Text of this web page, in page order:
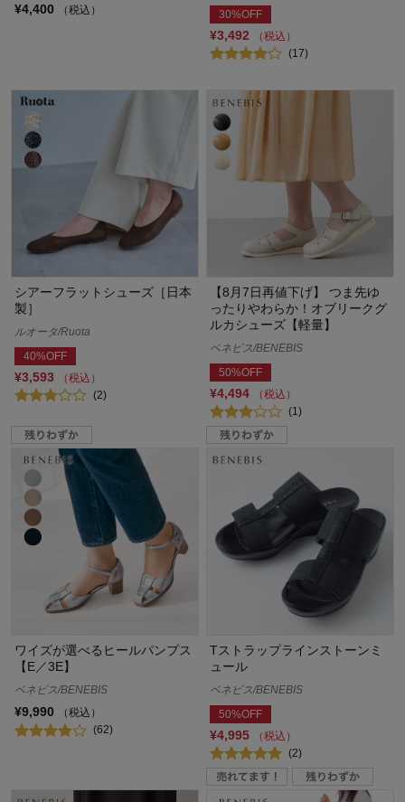
¥4,400 （税込） 30%OFF
¥3,492
（税込）
(17)
シアーフラットシューズ［日本
製］
ルオータ/Ruota
40%OFF
¥3,593
（税込）
(2)
【8月7日再値下げ】 つま先ゆ
ったりやわらか！オブリークグ
ルカシューズ【軽量】
ベネビス/BENEBIS
50%OFF
¥4,494
（税込）
(1)
ワイズが選べるヒールパンプス
【E／3E】
ベネビス/BENEBIS
¥9,990
（税込）
(62)
Tストラップラインストーンミ
ュール
ベネビス/BENEBIS
50%OFF
¥4,995
（税込）
(2)